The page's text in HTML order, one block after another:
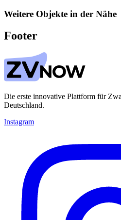
Weitere Objekte in der Nähe
Footer
Die erste innovative Plattform für
Deutschland.
Instagram